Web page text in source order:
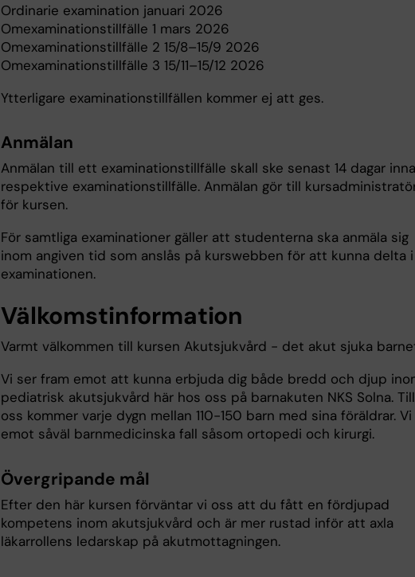
Ordinarie examination januari 2026
Omexaminationstillfälle 1 mars 2026
Omexaminationstillfälle 2 15/8–15/9 2026
Omexaminationstillfälle 3 15/11–15/12 2026
Ytterligare examinationstillfällen kommer ej att ges.
Anmälan
Anmälan till ett examinationstillfälle skall ske senast 14 dagar
respektive examinationstillfälle. Anmälan gör till
för kursen.
För samtliga examinationer gäller att studenterna ska anmäla sig
inom angiven tid som anslås på kurswebben för att kunna delta i
examinationen.
Välkomstinformation
Varmt välkommen till kursen Akutsjukvård - det akut sjuka
Vi ser fram emot att kunna erbjuda dig både bredd och djup
pediatrisk akutsjukvård här hos oss på barnakuten NKS Solna. Till
oss kommer varje dygn mellan 110-150 barn med sina föräldrar.
emot såväl barnmedicinska fall såsom ortopedi och kirurgi.
Övergripande mål
Efter den här kursen förväntar vi oss att du fått en fördjupad
kompetens inom akutsjukvård och är mer rustad inför att axla
läkarrollens ledarskap på akutmottagningen.